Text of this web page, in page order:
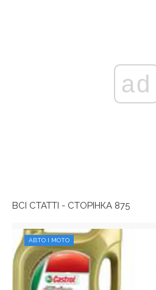
ad
ВСІ СТАТТІ - СТОРІНКА 875
АВТО І МОТО